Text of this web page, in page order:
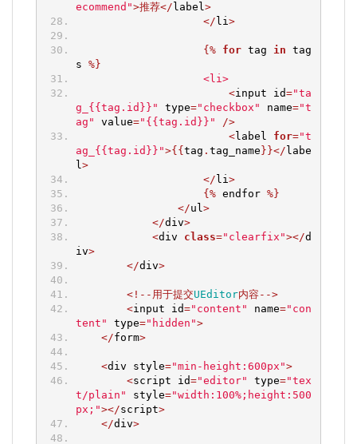
ecommend">推荐</ label>
</ li>
{% for tag in tag
s %}
<li>
<input id="ta
g_{{tag.id}}" type="checkbox" name="t
ag" value="{{tag.id}}"
/>
<label for="t
ag_{{tag.id}}">{{ tag . tag_name }}</ labe
l>
</ li>
{% endfor %}
</ul>
</div>
<div class="clearfix"></d
iv>
</div>
<!--用于提交UEditor内容-->
<input id="content" name="con
tent" type="hidden">
</form>
<div style="min-height:600px">
<script id="editor" type="tex
t/plain" style="width:100%;height:500
px;"></script>
</div>